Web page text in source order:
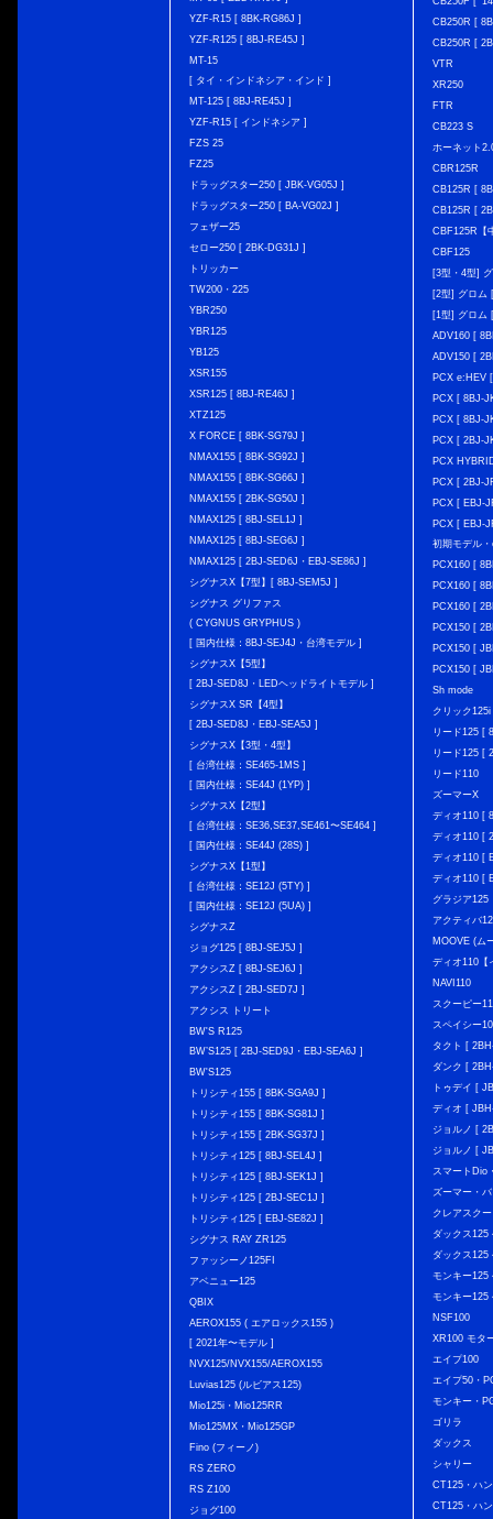
YZF-R15 [ 8BK-RG86J ]
YZF-R125 [ 8BJ-RE45J ]
MT-15
[ タイ・インドネシア・インド ]
MT-125 [ 8BJ-RE45J ]
YZF-R15 [ インドネシア ]
FZS 25
FZ25
ドラッグスター250 [ JBK-VG05J ]
ドラッグスター250 [ BA-VG02J ]
フェザー25
セロー250 [ 2BK-DG31J ]
トリッカー
TW200・225
YBR250
YBR125
YB125
XSR155
XSR125 [ 8BJ-RE46J ]
XTZ125
X FORCE [ 8BK-SG79J ]
NMAX155 [ 8BK-SG92J ]
NMAX155 [ 8BK-SG66J ]
NMAX155 [ 2BK-SG50J ]
NMAX125 [ 8BJ-SEL1J ]
NMAX125 [ 8BJ-SEG6J ]
NMAX125 [ 2BJ-SED6J・EBJ-SE86J ]
シグナスX【7型】[ 8BJ-SEM5J ]
シグナス グリファス
( CYGNUS GRYPHUS )
[ 国内仕様：8BJ-SEJ4J・台湾モデル ]
シグナスX【5型】
[ 2BJ-SED8J・LEDヘッドライトモデル ]
シグナスX SR【4型】
[ 2BJ-SED8J・EBJ-SEA5J ]
シグナスX【3型・4型】
[ 台湾仕様：SE465-1MS ]
[ 国内仕様：SE44J (1YP) ]
シグナスX【2型】
[ 台湾仕様：SE36,SE37,SE461〜SE464 ]
[ 国内仕様：SE44J (28S) ]
シグナスX【1型】
[ 台湾仕様：SE12J (5TY) ]
[ 国内仕様：SE12J (5UA) ]
シグナスZ
ジョグ125 [ 8BJ-SEJ5J ]
アクシスZ [ 8BJ-SEJ6J ]
アクシスZ [ 2BJ-SED7J ]
アクシス トリート
BW'S R125
BW’S125 [ 2BJ-SED9J・EBJ-SEA6J ]
BW'S125
トリシティ155 [ 8BK-SGA9J ]
トリシティ155 [ 8BK-SG81J ]
トリシティ155 [ 2BK-SG37J ]
トリシティ125 [ 8BJ-SEL4J ]
トリシティ125 [ 8BJ-SEK1J ]
トリシティ125 [ 2BJ-SEC1J ]
トリシティ125 [ EBJ-SE82J ]
シグナス RAY ZR125
ファッシーノ125FI
アベニュー125
QBIX
AEROX155 ( エアロックス155 )
[ 2021年〜モデル ]
NVX125/NVX155/AEROX155
Luvias125 (ルビアス125)
Mio125i・Mio125RR
Mio125MX・Mio125GP
Fino (フィーノ)
RS ZERO
RS Z100
ジョグ100
CB250R [
CB250R [
VTR
XR250
FTR
CB223 S
ホーネット
CBR125R
CB125R [
CB125R [
CBF125R【
CBF125
[3型・4型]
[2型] グロム
[1型] グロム
ADV160 [
ADV150 [
PCX e:HEV
PCX [ 8BJ-
PCX [ 8BJ-
PCX [ 2BJ-
PCX
PCX [ 2BJ-
PCX [ EBJ-
PCX [ EBJ-
初期モデル
PCX160 [
PCX160 [
PCX160 [
PCX150 [
PCX150 [
PCX150 [
Sh mode
クリック
リード125 [
リード125 [
リード110
ズーマーX
ディオ110 [
ディオ110 [
ディオ110 [
ディオ110 [
グラジア125
アクティバ
MOOVE (ム
ディオ110【
NAVI110
スクーピー
スペイシー
タクト [
ダンク [
トゥデイ [
ディオ [
ジョルノ [
ジョルノ [
スマートDio
ズーマー・
クレアスク
ダックス
ダックス
モンキー
モンキー125
NSF100
XR100 モタ
エイプ100
エイプ50・
モンキー・
ゴリラ
ダックス
シャリー
CT125・ハ
CT125・ハ